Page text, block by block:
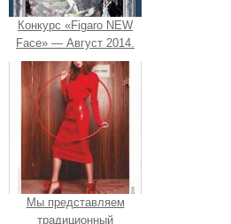
Конкурс «Figaro NEW
Face» — Август 2014.
Мы представляем
традиционный